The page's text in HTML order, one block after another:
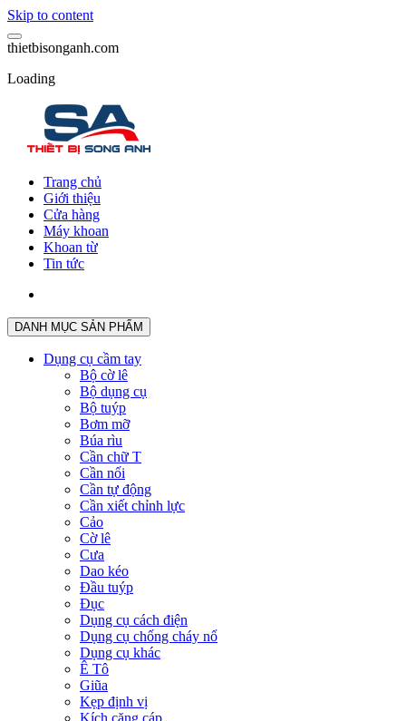
Skip to content
thietbisonganh.com
Loading
Trang chủ
Giới thiệu
Cửa hàng
Máy khoan
Khoan từ
Tin tức
DANH MỤC SẢN PHẨM
Dụng cụ cầm tay
Bộ cờ lê
Bộ dụng cụ
Bộ tuýp
Bơm mỡ
Búa rìu
Cần chữ T
Cần nối
Cần tự động
Cần xiết chỉnh lực
Cảo
Cờ lê
Cưa
Dao kéo
Đầu tuýp
Đục
Dụng cụ cách điện
Dụng cụ chống cháy nổ
Dụng cụ khác
Ê Tô
Giũa
Kẹp định vị
Kích căng cáp